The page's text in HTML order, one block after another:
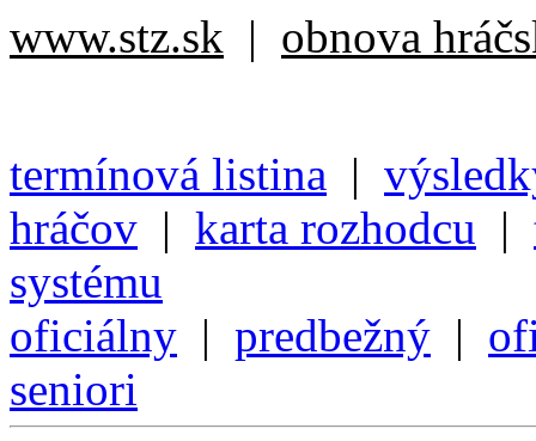
www.stz.sk | obnova
termínová listina |
hráčov | karta rozhodcu |
systému
oficiálny | predbežný |
seniori